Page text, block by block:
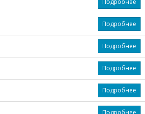
Подробнее
Подробнее
Подробнее
Подробнее
Подробнее